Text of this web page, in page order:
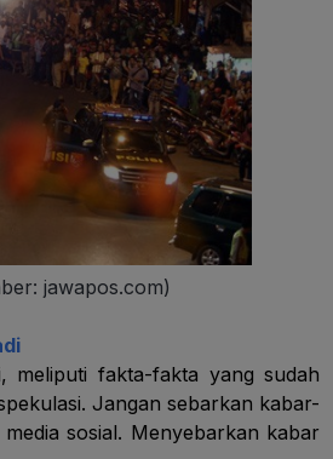
jawapos.com)
meliputi fakta-fakta yang sudah
Jangan sebarkan kabar-
sosial. Menyebarkan kabar